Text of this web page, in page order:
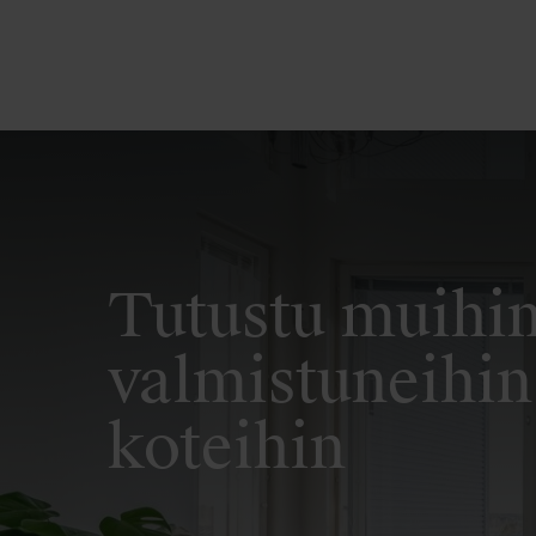
Tutustu
valmistuneihin
koteihin